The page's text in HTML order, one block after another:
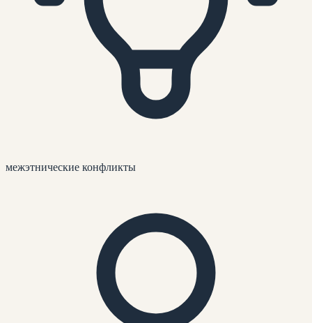
межэтнические конфликты